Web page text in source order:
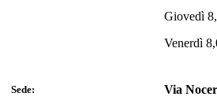
Giovedì
Venerdì
Sede: Via